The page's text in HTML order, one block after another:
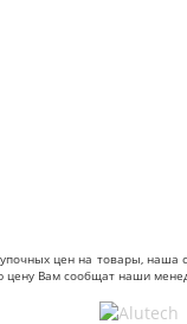
цен на товары, наша
Вам сообщат наши